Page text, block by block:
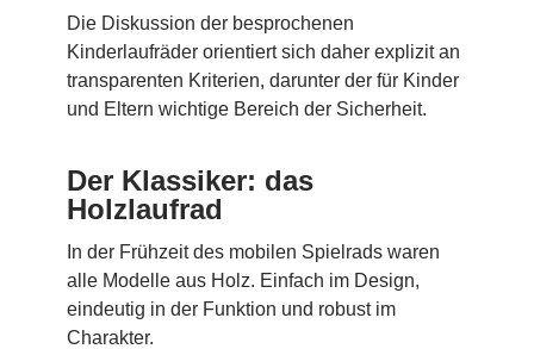
Die Diskussion der besprochenen
Kinderlaufräder orientiert sich daher explizit an
transparenten Kriterien, darunter der für Kinder
und Eltern wichtige Bereich der Sicherheit.
Der Klassiker: das
Holzlaufrad
In der Frühzeit des mobilen Spielrads waren
alle Modelle aus Holz. Einfach im Design,
eindeutig in der Funktion und robust im
Charakter.